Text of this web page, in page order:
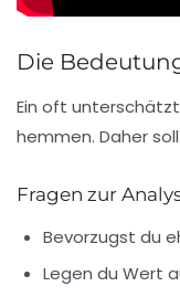
Die
Ein oft
hemmen. Daher
Fragen zur
Bevorzugst du
Legen du Wert